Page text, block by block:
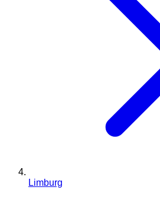
Limburg